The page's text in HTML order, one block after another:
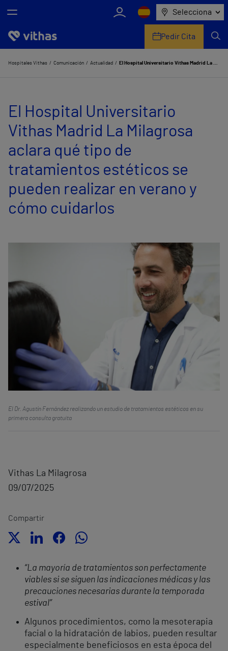
Selecciona
Nosotros
Servicios de salud
Equipo médico y asistencial
Comunicación
Pedir Cita
Hospitales Vithas Comunicación Actualidad El Hospital Universitario Vithas Madrid La Milagrosa aclara qué tipo de tratamientos estéticos se pueden realizar en verano y cómo cuidarlos
El Hospital Universitario
Vithas Madrid La Milagrosa
aclara qué tipo de
tratamientos estéticos se
pueden realizar en verano y
cómo cuidarlos
El Dr. Agustín Fernández realizando un estudio de tratamientos estéticos en su
primera consulta gratuita
Vithas La Milagrosa
09/07/2025
Compartir
“La mayoría de tratamientos son perfectamente
viables si se siguen las indicaciones médicas y las
precauciones necesarias durante la temporada
estival”
Algunos procedimientos, como la mesoterapia
facial o la hidratación de labios, pueden resultar
especialmente beneficiosos en esta época del